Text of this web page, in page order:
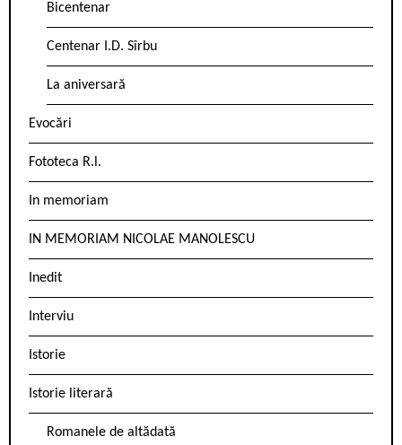
Bicentenar
Centenar I.D. Sîrbu
La aniversară
Evocări
Fototeca R.l.
In memoriam
IN MEMORIAM NICOLAE MANOLESCU
Inedit
Interviu
Istorie
Istorie literară
Romanele de altădată